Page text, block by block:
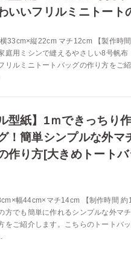
いいフリルミニトート
33cm×縦22cm マチ12cm 【製作時間
庭用ミシンで縫えるやさしい8号帆布
リルミニトートバッグの作り方をご
型紙】1ｍできっちり
！簡単シンプルな外マ
作り方[大きめトート
幅44cm×マチ14cm 【制作時間 約
方でも簡単に作れるシンプルな外マ
をご紹介します。こちらのトートバ